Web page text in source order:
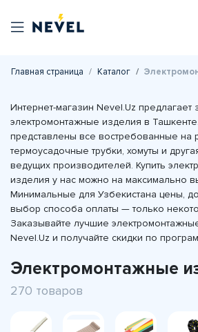
Главная страница Каталог
Интернет-магазин Nevel.Uz предлагает
электромонтажные изделия в
представлены все востребованные на
термоусадочные трубки, хомуты и
ведущих производителей. Купить
изделия у нас можно на максимально
Минимальные для Узбекистана цены,
выбор способа оплаты — только
Заказывайте лучшие
Nevel.Uz и получайте скидки по
Электромонтажные
270 товаров